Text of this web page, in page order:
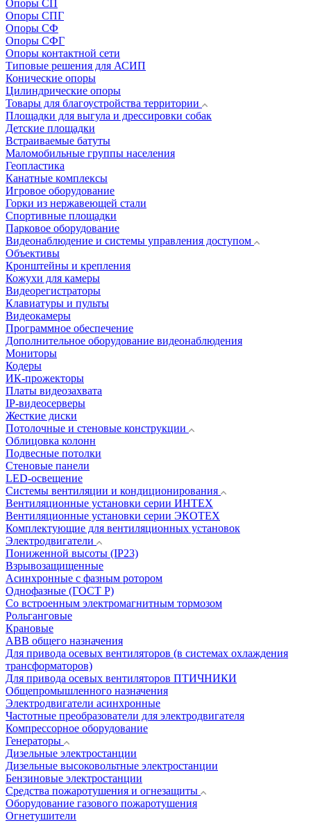
Опоры СП
Опоры СПГ
Опоры СФ
Опоры СФГ
Опоры контактной сети
Типовые решения для АСИП
Конические опоры
Цилиндрические опоры
Товары для благоустройства территории
Площадки для выгула и дрессировки собак
Детские площадки
Встраиваемые батуты
Маломобильные группы населения
Геопластика
Канатные комплексы
Игровое оборудование
Горки из нержавеющей стали
Спортивные площадки
Парковое оборудование
Видеонаблюдение и системы управления доступом
Объективы
Кронштейны и крепления
Кожухи для камеры
Видеорегистраторы
Клавиатуры и пульты
Видеокамеры
Программное обеспечение
Дополнительное оборудование видеонаблюдения
Мониторы
Кодеры
ИК-прожекторы
Платы видеозахвата
IP-видеосерверы
Жесткие диски
Потолочные и стеновые конструкции
Облицовка колонн
Подвесные потолки
Стеновые панели
LED-освещение
Системы вентиляции и кондиционирования
Вентиляционные установки серии ИНТЕХ
Вентиляционные установки серии ЭКОТЕХ
Комплектующие для вентиляционных установок
Электродвигатели
Пониженной высоты (IP23)
Взрывозащищенные
Асинхронные с фазным ротором
Однофазные (ГОСТ Р)
Со встроенным электромагнитным тормозом
Рольганговые
Крановые
АВВ общего назначения
Для привода осевых вентиляторов (в системах охлаждения
трансформаторов)
Для привода осевых вентиляторов ПТИЧНИКИ
Общепромышленного назначения
Электродвигатели асинхронные
Частотные преобразователи для электродвигателя
Компрессорное оборудование
Генераторы
Дизельные электростанции
Дизельные высоковольтные электростанции
Бензиновые электростанции
Средства пожаротушения и огнезащиты
Оборудование газового пожаротушения
Огнетушители